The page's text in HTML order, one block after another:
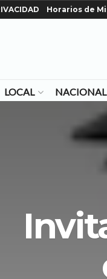
Horarios de
LOCAL NACIONAL